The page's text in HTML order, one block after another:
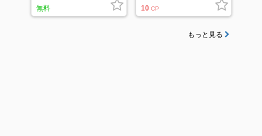
無料 10 CP
もっと見る